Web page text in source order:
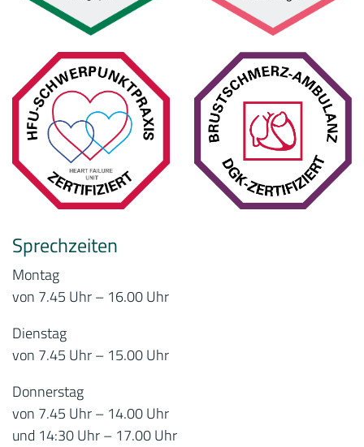
Sprechzeiten
Montag
von 7.45 Uhr – 16.00 Uhr
Dienstag
von 7.45 Uhr – 15.00 Uhr
Donnerstag
von 7.45 Uhr – 14.00 Uhr
und 14:30 Uhr – 17.00 Uhr